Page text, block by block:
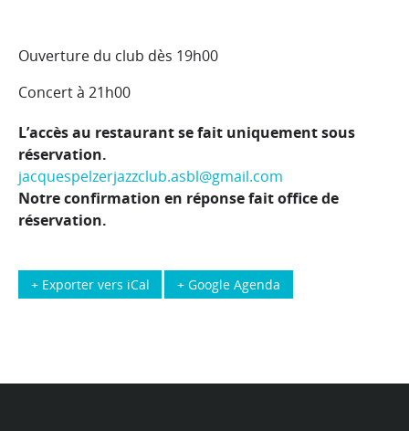
Ouverture du club dès 19h00
Concert à 21h00
L’accès au restaurant se fait uniquement sous
réservation.
jacquespelzerjazzclub.asbl@gmail.com
Notre confirmation en réponse fait office de
réservation.
+ Google Agenda
+ Exporter vers iCal